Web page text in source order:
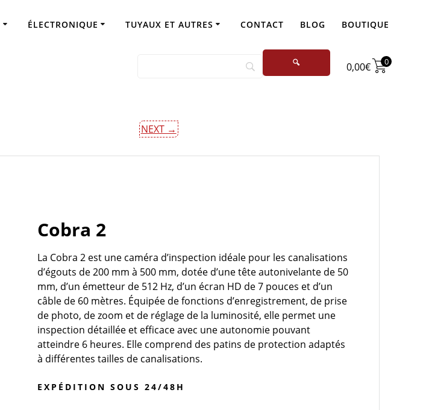
ÉLECTRONIQUE TUYAUX ET AUTRES CONTACT BLOG BOUTIQUE
0,00€ 0
2
NEXT →
Cobra 2
La Cobra 2 est une caméra d’inspection idéale pour les canalisations
d’égouts de 200 mm à 500 mm, dotée d’une tête autonivelante de 50
mm, d’un émetteur de 512 Hz, d’un écran HD de 7 pouces et d’un
câble de 60 mètres. Équipée de fonctions d’enregistrement, de prise
de photo, de zoom et de réglage de la luminosité, elle permet une
inspection détaillée et efficace avec une autonomie pouvant
atteindre 6 heures. Elle comprend des patins de protection adaptés
à différentes tailles de canalisations.
EXPÉDITION SOUS 24/48H